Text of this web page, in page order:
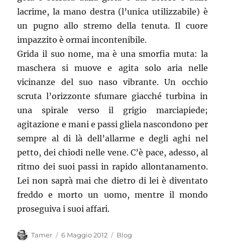
lacrime, la mano destra (l’unica utilizzabile) è
un pugno allo stremo della tenuta. Il cuore
impazzito è ormai incontenibile.
Grida il suo nome, ma è una smorfia muta: la
maschera si muove e agita solo aria nelle
vicinanze del suo naso vibrante. Un occhio
scruta l’orizzonte sfumare giacché turbina in
una spirale verso il grigio marciapiede;
agitazione e mani e passi gliela nascondono per
sempre al di là dell’allarme e degli aghi nel
petto, dei chiodi nelle vene. C’è pace, adesso, al
ritmo dei suoi passi in rapido allontanamento.
Lei non saprà mai che dietro di lei è diventato
freddo e morto un uomo, mentre il mondo
proseguiva i suoi affari.
Autore
Tamer
Pubblicato
6 Maggio 2012 Categorie
Blog